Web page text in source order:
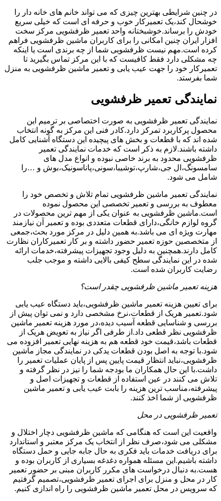
در چنین شرایطی بهترین چیزی که می تواند خانم های خانه دار را
خوشحال کند،یک تعمیرکار خوب و حرفه ای است که خیلی سریع
خودش را برساند.خوشبختانه واحد تعمیر ظرفشویی مرکز سخت
افزار ایران چنین امکانی را برای کاربران ماشین ظرفشویی فراهم
کرده است.مهم نیست ظرفشویی شما از چه برندی است یا اینکه
چه مشکلی دارد فقط کافیست که با این مرکز تماس بگیرید تا
تعمیرکار خود را جهت عیب یابی و تعمیر ماشین ظرفشویی به منزل
شما بفرستد.
نمایندگی تعمیر ظرفشویی
نمایندگی تعمیر ظرفشویی به صورت اختصاصی بر ترمیم این
محصول پرکاربرد تمرکز دارد.کادر فنی این مرکز به گونه انتخاب
شده اند که با قطعات و بخش های پیچیده این دستگاه آشنایی کامل
داشته باشند.لازم به ذکر است که خدمات نمایندگی تعمیر
ظرفشویی محدود به برند خاصی نبوده و انواع مدل های
سامسونگ،ال جی،شارپ،توشیبا،سونی،پاناسونیک،بوش و …را
شامل می شود.
نمایندگی تعمیر ماشین ظرفشویی تمام تلاش و تخصص خود را
معطوف به بررسی و تعمیر تخصصی این محصول نموده
است.ماشین ظرفشویی به عنوان یکی از مهم ترین محصولات در
گروه لوازم خانگی،دارای قطعات متعددی بوده و تعمیر آن نیازمند
مهارت ویژه ای می باشد.به همین دلیل در مرکز مورد بحث،جمعی
از متخصصین حوزه تعمیر حضور داشته و بر کار تعمیرکاران نظارت
کامل دارند.همچنین به دلیل وجود تجهیزات پیشرفته،خدمات ارائه
شده در این نمایندگی سطح کیفی بالایی داشته و موجب جلب
رضایت کاربران شده است.
هزینه تعمیر ماشین ظرفشویی چقدر است؟
برای تعیین هزینه تعمیر ماشین ظرفشویی،باید دستگاه عیب یابی
شود.تعمیر هریک از قطعات،نرخ مشخصی دارد و نمی توان پیش از
بررسی و شناسایی قطعه آسیب دیده،در مورد هزینه تعمیر ماشین
ظرفشویی نظر قطعی داد.از طرفی اگر نیاز به تعویض هریک از
قطعات باشد،قیمت خود قطعه هم به هزینه نهایی تعمیر افزوده می
شود.با توجه به اصل بودن قطعات یدکی در نمایندگی مجاز ماشین
ظرفشویی،نباید انتظار قیمت پایین پس از پایان عملیات تعمیر را
داشت.با این حال همکاران ما بودجه شما را نیز در نظر گرفته و
تلاش می کنند در عین استفاده از قطعات و تجهیزات اصل و
پیشرفته،مناسب ترین هزینه را بابت عیب یابی و تعمیر ماشین
ظرفشویی از شما اخذ کنند.
تعمیر ظرفشویی در محل
واقعیت این است که هنگامی که ماشین ظرفشویی دچار اختلال و
مشکلی می شود،صرف نظر از انتخاب یک مرکز معتبر و استاندارد
برای دریافت خدمات باید فکری به حال جابه جایی و حمل دستگاه
داشته باشیم.این مسئله همواره دغدغه بسیاری از کاربران بوده و
هست.به دنبال درخواست های مکرر کاربران مبنی بر حضور تعمیر
کار در محل و منزل برای اجرای تعمیر ظرفشویی،تصمیم گرفتیم
که سرویس در محل تعمیر ماشین ظرفشویی را راه اندازی کنیم.